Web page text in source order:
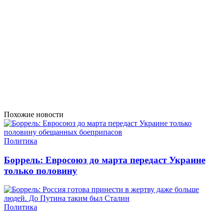
Похожие новости
Политика
Боррель: Евросоюз до марта передаст Украине
только половину
Политика